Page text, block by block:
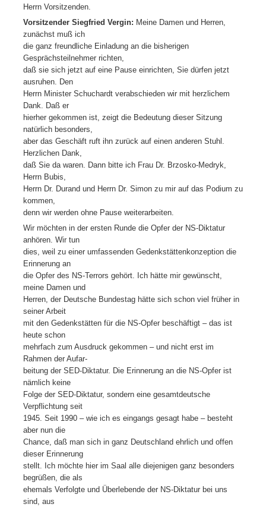
Herrn Vorsitzenden.
Vorsitzender Siegfried Vergin: Meine Damen und Herren,
zunächst muß ich
die ganz freundliche Einladung an die bisherigen
Gesprächsteilnehmer richten,
daß sie sich jetzt auf eine Pause einrichten, Sie dürfen jetzt
ausruhen. Den
Herrn Minister Schuchardt verabschieden wir mit herzlichem
Dank. Daß er
hierher gekommen ist, zeigt die Bedeutung dieser Sitzung
natürlich besonders,
aber das Geschäft ruft ihn zurück auf einen anderen Stuhl.
Herzlichen Dank,
daß Sie da waren. Dann bitte ich Frau Dr. Brzosko-Medryk,
Herrn Bubis,
Herrn Dr. Durand und Herrn Dr. Simon zu mir auf das Podium zu
kommen,
denn wir werden ohne Pause weiterarbeiten.
Wir möchten in der ersten Runde die Opfer der NS-Diktatur
anhören. Wir tun
dies, weil zu einer umfassenden Gedenkstättenkonzeption die
Erinnerung an
die Opfer des NS-Terrors gehört. Ich hätte mir gewünscht,
meine Damen und
Herren, der Deutsche Bundestag hätte sich schon viel früher in
seiner Arbeit
mit den Gedenkstätten für die NS-Opfer beschäftigt – das ist
heute schon
mehrfach zum Ausdruck gekommen – und nicht erst im
Rahmen der Aufar-
beitung der SED-Diktatur. Die Erinnerung an die NS-Opfer ist
nämlich keine
Folge der SED-Diktatur, sondern eine gesamtdeutsche
Verpflichtung seit
1945. Seit 1990 – wie ich es eingangs gesagt habe – besteht
aber nun die
Chance, daß man sich in ganz Deutschland ehrlich und offen
dieser Erinnerung
stellt. Ich möchte hier im Saal alle diejenigen ganz besonders
begrüßen, die als
ehemals Verfolgte und Überlebende der NS-Diktatur bei uns
sind, aus